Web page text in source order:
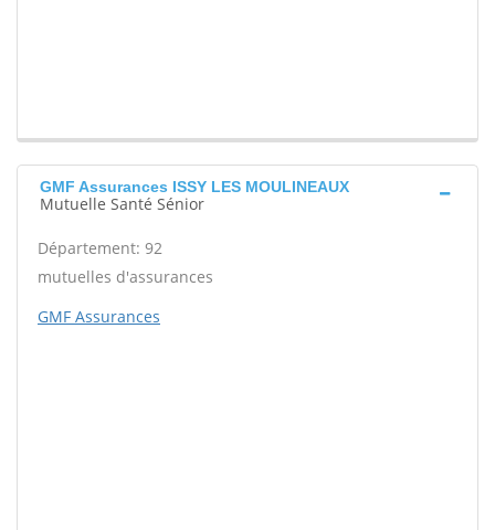
GMF Assurances ISSY LES MOULINEAUX
Mutuelle Santé Sénior
Département: 92
mutuelles d'assurances
GMF Assurances